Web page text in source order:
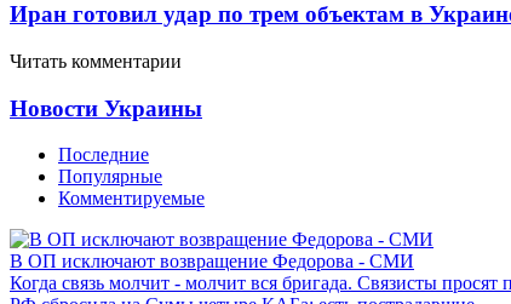
Иран готовил удар по трем объектам в
Читать комментарии
Новости Украины
Последние
Популярные
Комментируемые
В ОП исключают возвращение Федорова - СМИ
Когда связь молчит - молчит вся бригада. Связисты просят